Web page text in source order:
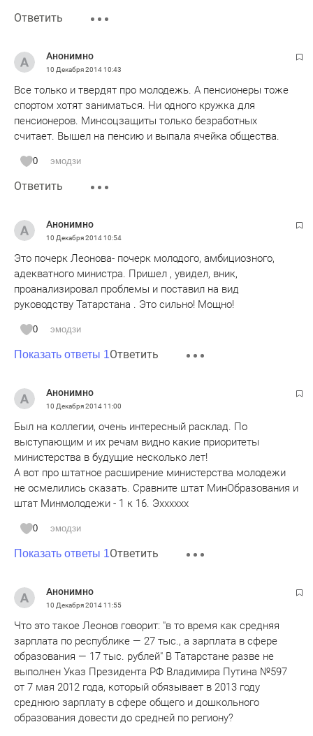
Ответить
Анонимно
10 Декабря 201410:43
Все только и твердят про молодежь. А пенсионеры тоже
спортом хотят заниматься. Ни одного кружка для
пенсионеров. Минсоцзащиты только безработных
считает. Вышел на пенсию и выпала ячейка общества.
0 эмодзи
Ответить
Анонимно
10 Декабря 201410:54
Это почерк Леонова- почерк молодого, амбициозного,
адекватного министра. Пришел , увидел, вник,
проанализировал проблемы и поставил на вид
руководству Татарстана . Это сильно! Мощно!
0 эмодзи
Показать ответы 1Ответить
Анонимно
10 Декабря 201411:00
Был на коллегии, очень интересный расклад. По
выступающим и их речам видно какие приоритеты
министерства в будущие несколько лет!
А вот про штатное расширение министерства молодежи
не осмелились сказать. Сравните штат МинОбразования и
штат Минмолодежи - 1 к 16. Эхххххх
0 эмодзи
Показать ответы 1Ответить
Анонимно
10 Декабря 201411:55
Что это такое Леонов говорит: "в то время как средняя
зарплата по республике — 27 тыс., а зарплата в сфере
образования — 17 тыс. рублей" В Татарстане разве не
выполнен Указ Президента РФ Владимира Путина №597
от 7 мая 2012 года, который обязывает в 2013 году
среднюю зарплату в сфере общего и дошкольного
образования довести до средней по региону?